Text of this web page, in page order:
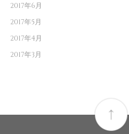
2017年6月
2017年5月
2017年4月
2017年3月